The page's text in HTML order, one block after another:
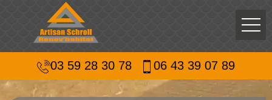
03 59 28 30 78 06 43 39 07 89